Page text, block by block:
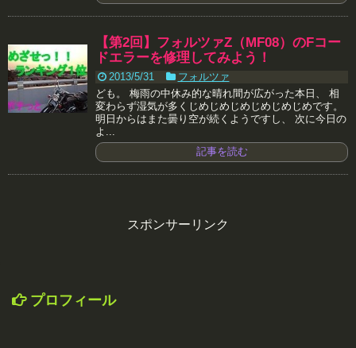
【第2回】フォルツァZ（MF08）のFコー
ドエラーを修理してみよう！
2013/5/31
フォルツァ
ども。 梅雨の中休み的な晴れ間が広がった本日、 相
変わらず湿気が多くじめじめじめじめじめじめです。
明日からはまた曇り空が続くようですし、 次に今日の
よ...
記事を読む
スポンサーリンク
プロフィール